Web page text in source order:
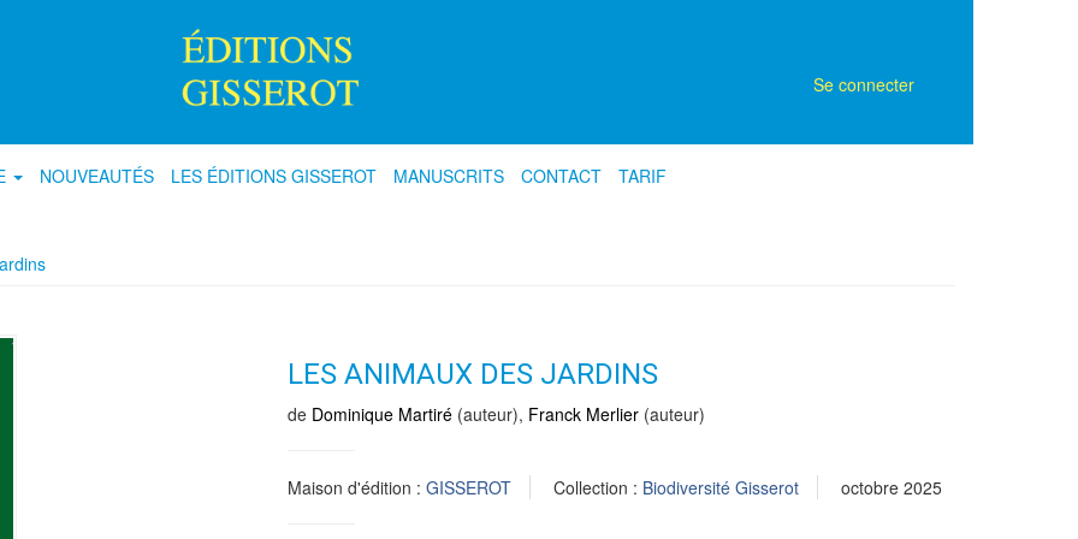
Se connecter
NOUVEAUTÉS LES ÉDITIONS GISSEROT MANUSCRITS CONTACT TARIF
LES ANIMAUX DES JARDINS
de Dominique Martiré (auteur), Franck Merlier (auteur)
Maison d'édition : GISSEROT Collection : Biodiversité Gisserot octobre 2025